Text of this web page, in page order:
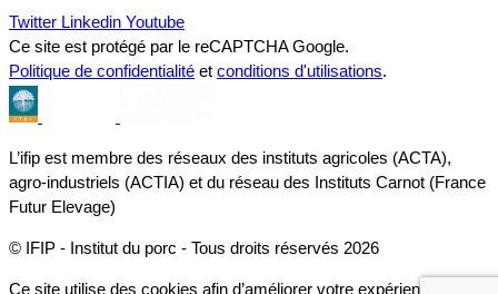
Twitter Linkedin Youtube
Ce site est protégé par le reCAPTCHA Google.
Politique de confidentialité et conditions d'utilisations.
L’ifip est membre des réseaux des instituts agricoles (ACTA),
agro-industriels (ACTIA) et du réseau des Instituts Carnot (France
Futur Elevage)
© IFIP - Institut du porc - Tous droits réservés 2026
Ce site utilise des cookies afin d’améliorer votre expérience